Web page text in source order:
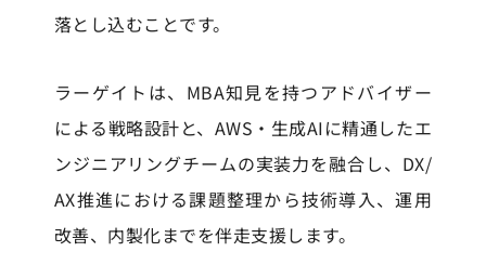
落とし込むことです。
ラーゲイトは、MBA知見を持つアドバイザー
による戦略設計と、AWS・生成AIに精通したエ
ンジニアリングチームの実装力を融合し、DX/
AX推進における課題整理から技術導入、運用
改善、内製化までを伴走支援します。